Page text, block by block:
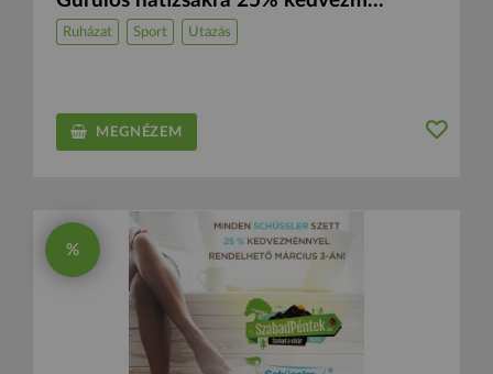
Ruházat Sport Utazás
MEGNÉZEM
%